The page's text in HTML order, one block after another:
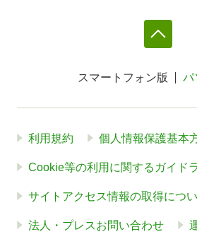
スマートフォン版 パ
利用規約 個人情報保護基本
Cookie等の利用に関するガイド
サイトアクセス情報の取得につ
法人・プレスお問い合わせ